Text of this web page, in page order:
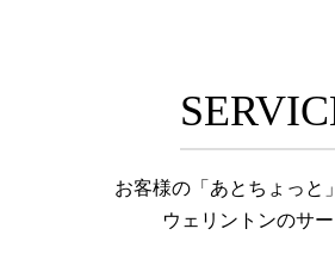
お客様の「あとちょっと
ウェリントンのサ